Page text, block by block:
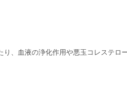
、血液の浄化作用や悪玉コレステロ